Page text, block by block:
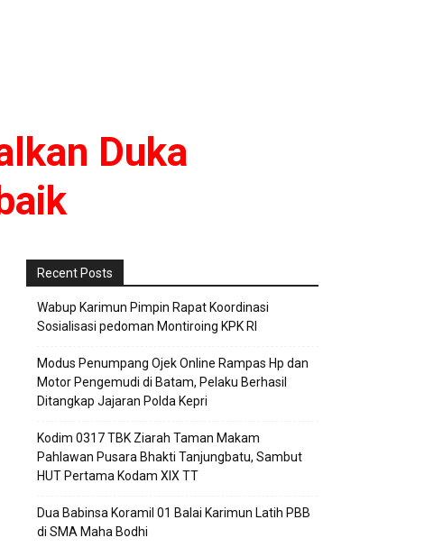
Duka
Recent Posts
Wabup Karimun Pimpin Rapat Koordinasi
Sosialisasi pedoman Montiroing KPK RI
Modus Penumpang Ojek Online Rampas Hp dan
Motor Pengemudi di Batam, Pelaku Berhasil
Ditangkap Jajaran Polda Kepri
Kodim 0317 TBK Ziarah Taman Makam
Pahlawan Pusara Bhakti Tanjungbatu, Sambut
HUT Pertama Kodam XIX TT
Dua Babinsa Koramil 01 Balai Karimun Latih PBB
di SMA Maha Bodhi